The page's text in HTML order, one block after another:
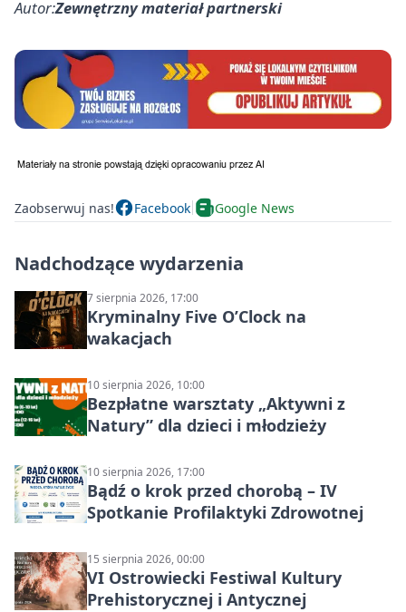
Autor:Zewnętrzny materiał partnerski
Zaobserwuj nas! Facebook Google News
Nadchodzące wydarzenia
7 sierpnia 2026, 17:00
Kryminalny Five O’Clock na
wakacjach
10 sierpnia 2026, 10:00
Bezpłatne warsztaty „Aktywni z
Natury” dla dzieci i młodzieży
10 sierpnia 2026, 17:00
Bądź o krok przed chorobą – IV
Spotkanie Profilaktyki Zdrowotnej
15 sierpnia 2026, 00:00
VI Ostrowiecki Festiwal Kultury
Prehistorycznej i Antycznej